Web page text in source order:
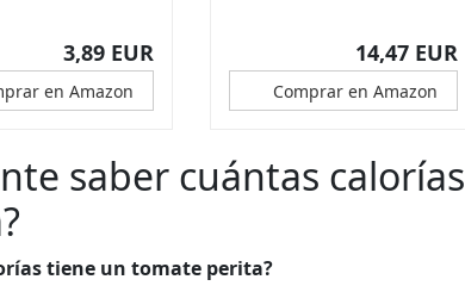
3,89 EUR
en Amazon
14,47 EUR
Comprar en Amazon
saber cuántas calorías
tiene un tomate perita?